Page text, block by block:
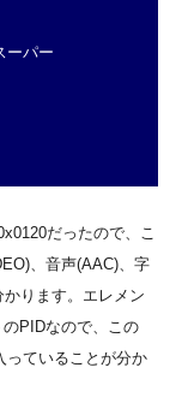
パー
だったので、こ
、音声(AAC)、字
ります。エレメン
PIDなので、この
っていることが分か